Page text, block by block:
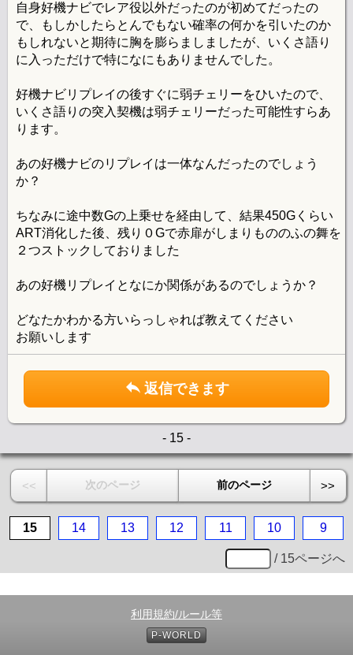
自身好機ナビでレア役以外だったのが初めてだったの
で、もしかしたらとんでもない確率の何かを引いたのか
もしれないと期待に胸を膨らましましたが、いくさ語り
に入っただけで特になにもありませんでした。
好機ナビリプレイの後すぐに弱チェリーをひいたので、
いくさ語りの突入契機は弱チェリーだった可能性すらあ
ります。
あの好機ナビのリプレイは一体なんだったのでしょう
か？
ちなみに途中数Gの上乗せを経由して、結果450Gくらい
ART消化した後、残り０Gで赤扉がしまりもののふの舞を
２つストックしておりました
あの好機リプレイとなにか関係があるのでしょうか？
どなたかわかる方いらっしゃれば教えてください
お願いします
返信できます
- 15 -
<< 次のページ 前のページ >>
15 14 13 12 11 10 9
/ 15ページへ
利用規約/ルール等
P-WORLD